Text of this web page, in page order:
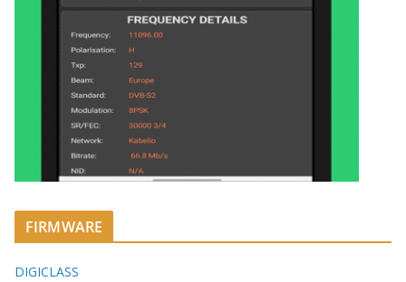
FIRMWARE
DIGICLASS